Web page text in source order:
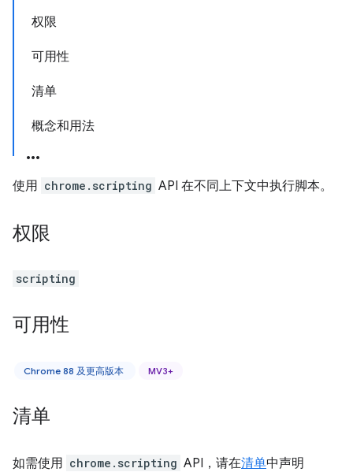
权限
可用性
清单
概念和用法
使用 chrome.scripting API 在不同上下文中执行脚本。
权限
scripting
可用性
Chrome 88 及更高版本 MV3+
清单
如需使用 chrome.scripting API，请在清单中声明